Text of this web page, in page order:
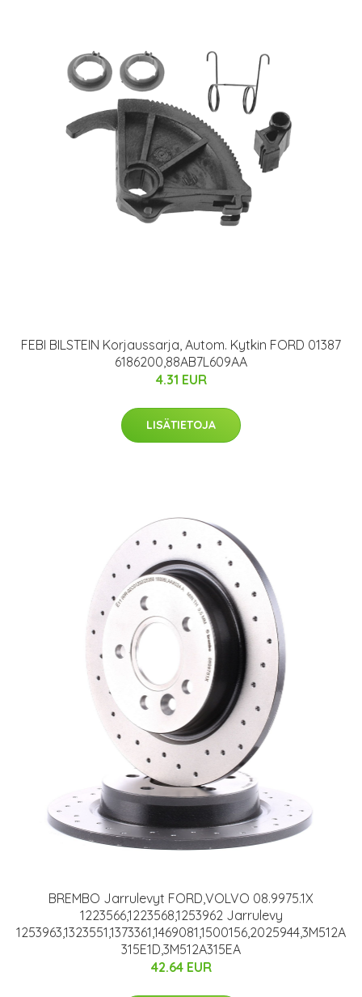
FEBI BILSTEIN Korjaussarja, Autom. Kytkin FORD 01387
6186200,88AB7L609AA
4.31 EUR
LISÄTIETOJA
BREMBO Jarrulevyt FORD,VOLVO 08.9975.1X
1223566,1223568,1253962 Jarrulevy
1253963,1323551,1373361,1469081,1500156,2025944,3M512A
315E1D,3M512A315EA
42.64 EUR